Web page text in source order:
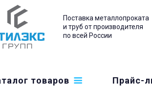
Поставка металлопроката
и труб от производителя
по всей России
товаров Прайс-